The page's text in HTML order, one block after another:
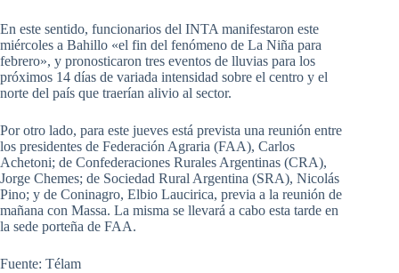
En este sentido, funcionarios del INTA manifestaron este
miércoles a Bahillo «el fin del fenómeno de La Niña para
febrero», y pronosticaron tres eventos de lluvias para los
próximos 14 días de variada intensidad sobre el centro y el
norte del país que traerían alivio al sector.
Por otro lado, para este jueves está prevista una reunión entre
los presidentes de Federación Agraria (FAA), Carlos
Achetoni; de Confederaciones Rurales Argentinas (CRA),
Jorge Chemes; de Sociedad Rural Argentina (SRA), Nicolás
Pino; y de Coninagro, Elbio Laucirica, previa a la reunión de
mañana con Massa. La misma se llevará a cabo esta tarde en
la sede porteña de FAA.
Fuente: Télam